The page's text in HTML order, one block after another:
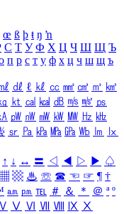
œ ß þ ŧ ŋ ŉ
С Т У Ф Х Ц Ч Ш Щ Ъ
п р с т у ф х ц ч ш щ ъ
㎗ ℓ ㎘ ㏄ ㎣ ㎤ ㎥ ㎦
㏏ ㎈ ㎉ ㏈ ㎧ ㎨ ㎰
㎺ ㎻ ㎽ ㎾ ㎿ ㎐ ㎑
㏛ ㎩ ㎪ ㎫ ㎬ ㏝ ㏐
㏓
↑ ↓ ↔ 〓 ◁ ◀ ▷ ▶ ♤
▩ ♨ ☏ ☎ ☜ ☞ ¶ †
㏂ ㏘ ℡ ＃ ＆ ＊ ＠ ª º
Ⅳ Ⅴ Ⅵ Ⅶ Ⅷ Ⅸ Ⅹ